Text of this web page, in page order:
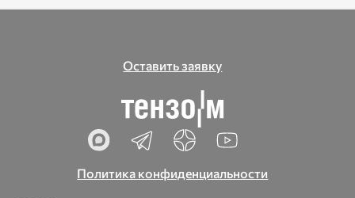
Оставить заявку
Политика конфиденциальности